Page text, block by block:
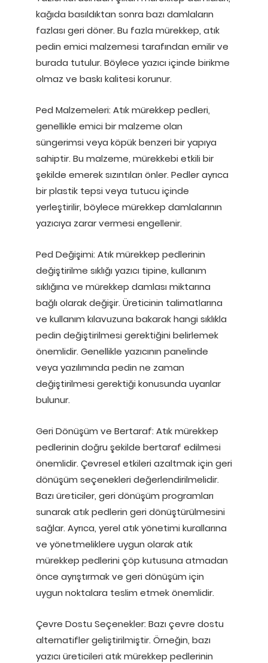
kağıda basıldıktan sonra bazı damlaların
fazlası geri döner. Bu fazla mürekkep, atık
pedin emici malzemesi tarafından emilir ve
burada tutulur. Böylece yazıcı içinde birikme
olmaz ve baskı kalitesi korunur.
Ped Malzemeleri: Atık mürekkep pedleri,
genellikle emici bir malzeme olan
süngerimsi veya köpük benzeri bir yapıya
sahiptir. Bu malzeme, mürekkebi etkili bir
şekilde emerek sızıntıları önler. Pedler ayrıca
bir plastik tepsi veya tutucu içinde
yerleştirilir, böylece mürekkep damlalarının
yazıcıya zarar vermesi engellenir.
Ped Değişimi: Atık mürekkep pedlerinin
değiştirilme sıklığı yazıcı tipine, kullanım
sıklığına ve mürekkep damlası miktarına
bağlı olarak değişir. Üreticinin talimatlarına
ve kullanım kılavuzuna bakarak hangi sıklıkla
pedin değiştirilmesi gerektiğini belirlemek
önemlidir. Genellikle yazıcının panelinde
veya yazılımında pedin ne zaman
değiştirilmesi gerektiği konusunda uyarılar
bulunur.
Geri Dönüşüm ve Bertaraf: Atık mürekkep
pedlerinin doğru şekilde bertaraf edilmesi
önemlidir. Çevresel etkileri azaltmak için geri
dönüşüm seçenekleri değerlendirilmelidir.
Bazı üreticiler, geri dönüşüm programları
sunarak atık pedlerin geri dönüştürülmesini
sağlar. Ayrıca, yerel atık yönetimi kurallarına
ve yönetmeliklere uygun olarak atık
mürekkep pedlerini çöp kutusuna atmadan
önce ayrıştırmak ve geri dönüşüm için
uygun noktalara teslim etmek önemlidir.
Çevre Dostu Seçenekler: Bazı çevre dostu
alternatifler geliştirilmiştir. Örneğin, bazı
yazıcı üreticileri atık mürekkep pedlerinin